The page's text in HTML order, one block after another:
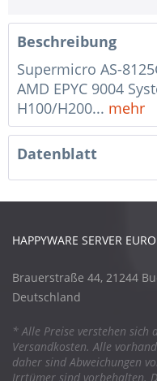
Beschreibung
Supermicro AS-
AMD EPYC 9004
H100/H200... mehr
Datenblatt
HAPPYWARE SERVER
Brauerstraße 44, 21244
Deutschland
* Alle Preise verstehen sich
Versandkosten. Alle
daher sind Abweichungen
Irrtümer sind vorbehalten.